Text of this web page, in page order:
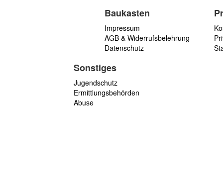
Baukasten
Impressum
AGB & Widerrufsbelehrung
Datenschutz
Sonstiges
Jugendschutz
Ermittlungsbehörden
Abuse